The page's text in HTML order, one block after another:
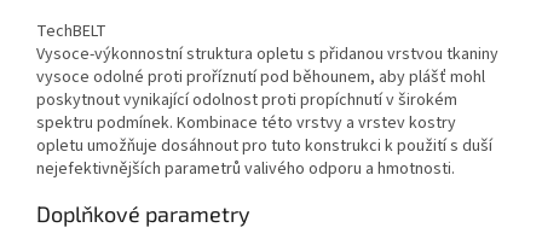
TechBELT
Vysoce-výkonnostní struktura opletu s přidanou vrstvou tkaniny
vysoce odolné proti proříznutí pod běhounem, aby plášť mohl
poskytnout vynikající odolnost proti propíchnutí v širokém
spektru podmínek. Kombinace této vrstvy a vrstev kostry
opletu umožňuje dosáhnout pro tuto konstrukci k použití s duší
nejefektivnějších parametrů valivého odporu a hmotnosti.
Doplňkové parametry